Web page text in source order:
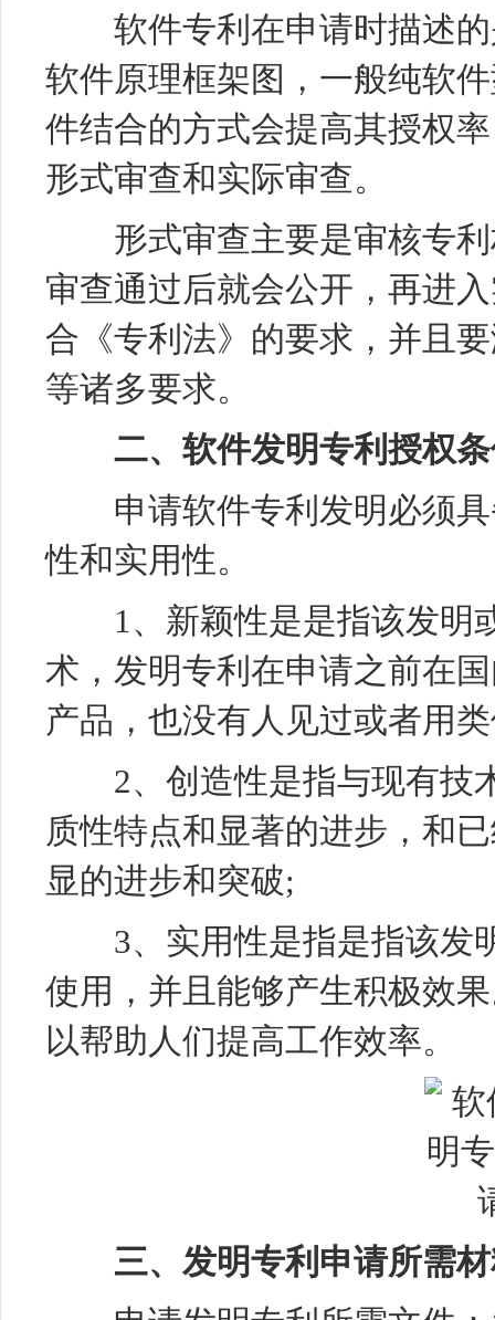
软件专利在申请时描述的
软件原理框架图，一般纯软
件结合的方式会提高其授权
形式审查和实际审查。
形式审查主要是审核专利
审查通过后就会公开，再进
合《专利法》的要求，并且
等诸多要求。
二、软件发明专利授权
申请软件专利发明必须具
性和实用性。
1、新颖性是是指该发明
术，发明专利在申请之前在
产品，也没有人见过或者用
2、创造性是指与现有技
质性特点和显著的进步，和
显的进步和突破;
3、实用性是指是指该发
使用，并且能够产生积极效
以帮助人们提高工作效率。
三、发明专利申请所需